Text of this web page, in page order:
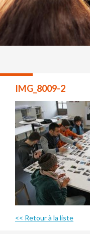
IMG_8009-2
<< Retour à la liste